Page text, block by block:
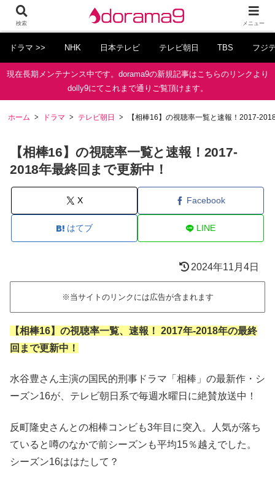
ドラマ >> NHK 日本テレビ テレビ朝日 TBS フジ
現在長期メンテナンス中です。dorama9の新規記事はこちらのリンクより
dolly9にてこれまで通りご覧頂けます。
ホーム ドラマ テレビ朝日 【相棒16】の視聴率一覧と速報！2017-
【相棒16】の視聴率一覧と速報！2017-
2018年最終回まで更新中！
X Facebook
はてブ LINE
2024年11月4日
※当サイトのリンクには広告が含まれます
【相棒16】の視聴率一覧、速報！ 2017年-2018年の最終
回まで更新中！
水谷豊さん主演の国民的刑事ドラマ「相棒」の最新作・シ
ーズン16が、テレビ朝日系で毎週水曜日に絶賛放送中！
反町隆史さんとの相棒コンビも3年目に突入。人気が落ち
ていると噂のなかで前シーズンも平均15％越えでした。
シーズン16ははたして？
検索 メニュー